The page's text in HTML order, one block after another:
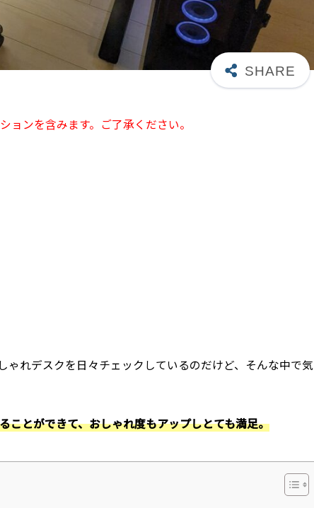
ンを含みます。ご了承ください。
れデスクを日々チェックしているのだけど、そんな中で気
ことができて、おしゃれ度もアップしとても満足。